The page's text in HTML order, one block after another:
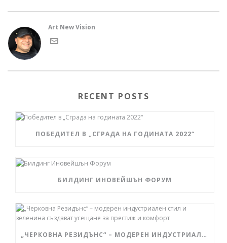
Art New Vision
RECENT POSTS
ПОБЕДИТЕЛ В „СГРАДА НА ГОДИНАТА 2022“
БИЛДИНГ ИНОВЕЙШЪН ФОРУМ
„ЧЕРКОВНА РЕЗИДЪНС“ – МОДЕРЕН ИНДУСТРИАЛЕН СТИЛ И ЗЕЛЕНИНА СЪЗДАВАТ УСЕЩАНЕ ЗА ПРЕСТИЖ И КОМФОРТ